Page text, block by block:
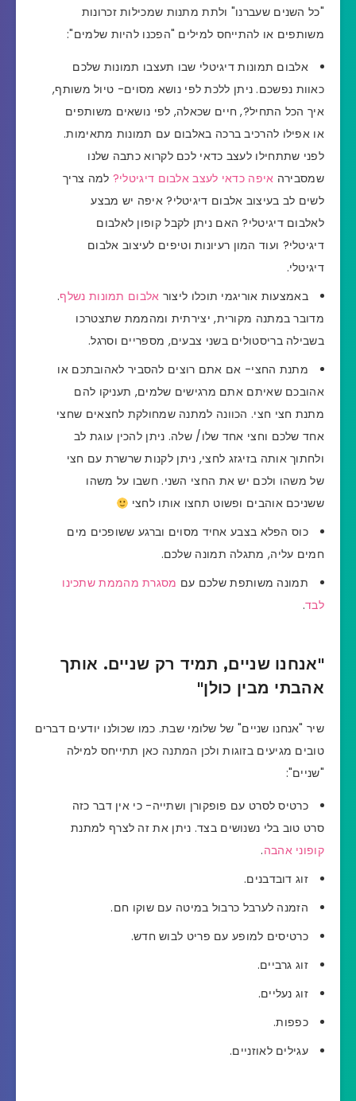
"כל השנים שעברנו" ולתת מתנות שמכילות זכרונות
משותפים או להתייחס למילים "הפכנו להיות שלמים":
אלבום תמונות דיגיטלי שבו תעצבו תמונות שלכם
כאוות נפשכם. ניתן ללכת לפי נושא מסוים- טיול משותף,
איך הכל התחיל?, חיים שכאלה, לפי נושאים משותפים
או אפילו להרכיב ברכה באלבום עם תמונות מתאימות.
לפני שתתחילו לעצב כדאי לכם לקרוא כתבה שלנו
שמסבירה איפה כדאי לעצב אלבום דיגיטלי? למה צריך
לשים לב בעיצוב אלבום דיגיטלי? איפה יש מבצע
לאלבום דיגיטלי? האם ניתן לקבל קופון לאלבום
דיגיטלי? ועוד המון רעיונות וטיפים לעיצוב אלבום
דיגיטלי.
באמצעות אוריגמי תוכלו ליצור אלבום תמונות נשלף.
מדובר במתנה מקורית, יצירתית ומהממת שתצטרכו
בשבילה בריסטולים בשני צבעים, מספריים וסרגל.
מתנת החצי- אם אתם רוצים להסביר לאהובתכם או
אהובכם שאיתם אתם מרגישים שלמים, תעניקו להם
מתנת חצי חצי. הכוונה למתנה שמחולקת לחצאים שחצי
אחד שלכם וחצי אחד שלו/ שלה. ניתן להכין עוגת לב
ולחתוך אותה בזיגזג לחצי, ניתן לקנות שרשרת עם חצי
של משהו ולכם יש את החצי השני. חשבו על משהו
ששניכם אוהבים ופשוט תחצו אותו לחצי
כוס הפלא בצבע אחיד מסוים וברגע ששופכים מים
חמים עליה, מתגלה תמונה שלכם.
תמונה משותפת שלכם עם מסגרת מהממת שתכינו
לבד.
"אנחנו שניים, תמיד רק שניים. אותך
אהבתי מבין כולן"
שיר "אנחנו שניים" של שלומי שבת. כמו שכולנו יודעים דברים
טובים מגיעים בזוגות ולכן המתנה כאן תתייחס למילה
"שניים":
כרטיס לסרט עם פופקורן ושתייה- כי אין דבר כזה
סרט טוב בלי נשנושים בצד. ניתן את זה לצרף למתנת
קופוני אהבה.
זוג דובדבנים.
הזמנה לערבל כרבול במיטה עם שוקו חם.
כרטיסים למופע עם פריט לבוש חדש.
זוג גרביים.
זוג נעליים.
כפפות.
עגילים לאוזניים.